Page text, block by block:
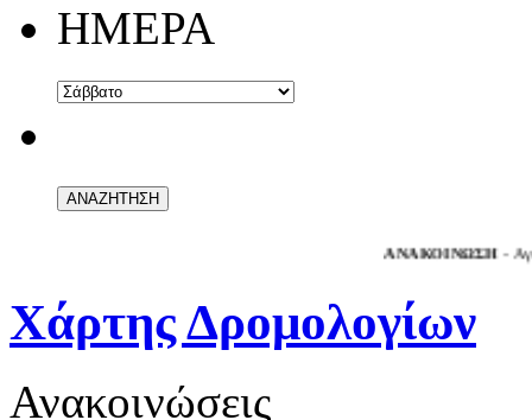
ΗΜΕΡΑ
ΑΝΑΚΟΙΝΩΣΗ- Αγαπητοί
Χάρτης Δρομολογίων
Ανακοινώσεις